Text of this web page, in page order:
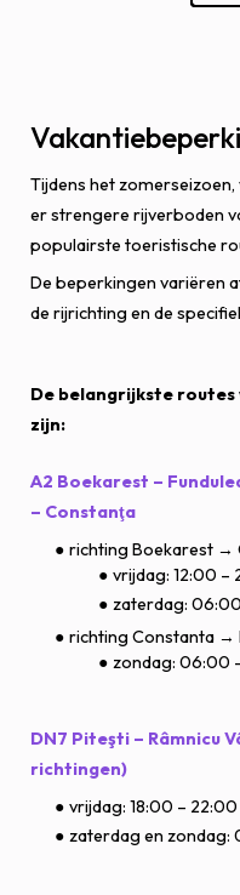
Tijdens het zomerseizoen,
er strengere rijverboden
populairste toeristische
De beperkingen variëren
de rijrichting en de
De belangrijkste
zijn:
A2 Boekarest –
– Constanţa
richting Boekarest →
vrijdag: 12:00 –
zaterdag:
richting Constanta →
zondag: 06:00
DN7 Piteşti – Râmnicu
richtingen)
vrijdag: 18:00 – 22:00
zaterdag en zondag: